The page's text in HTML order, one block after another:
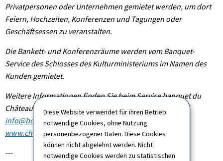
Diese Website verwendet für ihren Betrieb
notwendige Cookies, ohne Nutzung
personenbezogener Daten. Diese Cookies
können nicht abgelehnt werden. Nicht
notwendige Cookies werden zu statistischen
Privatpersonen oder Unternehmen gemietet werden, um dort
Feiern, Hochzeiten, Konferenzen und Tagungen oder
Geschäftsessen zu veranstalten.
Die Bankett- und Konferenzräume werden vom Banquet-
Service des Schlosses des Kulturministeriums im Namen des
Kunden gemietet.
Weitere Informationen finden Sie beim Service banquet du
Château de Bourglinster
(T:+352 787878-1
/
info@bourglinster.lu-www.bourglinster.lu
www.chateaubourglinster.lu).
---